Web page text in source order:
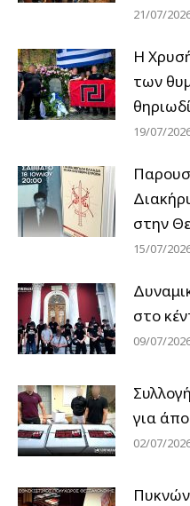
21/07/
Η
των
19/07/
στην
15/07/
στο
09/07/
για
02/07/